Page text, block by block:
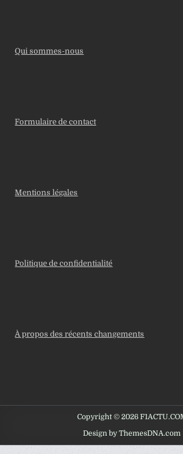
Qui sommes-nous
Formulaire de contact
Mentions légales
Politique de confidentialité
À propos des récents changements
Copyright © 2026
Design by ThemesDNA.com